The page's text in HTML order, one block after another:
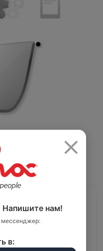
×
Напишите нам!
в: